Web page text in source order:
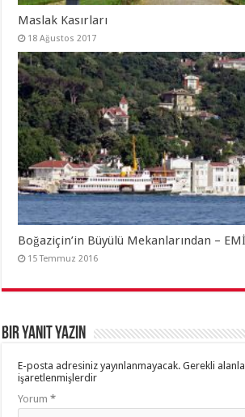
Maslak Kasırları
18 Ağustos 2017
Boğaziçin’in Büyülü Mekanlarından –
15 Temmuz 2016
Bir yanıt yazın
E-posta adresiniz yayınlanmayacak. Gerekli
işaretlenmişlerdir
Yorum*